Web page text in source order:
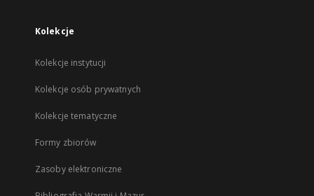
Kolekcje
Kolekcje instytucji
Kolekcje osób prywatnych
Kolekcje tematyczne
Formy zbiorów
Zasoby elektroniczne